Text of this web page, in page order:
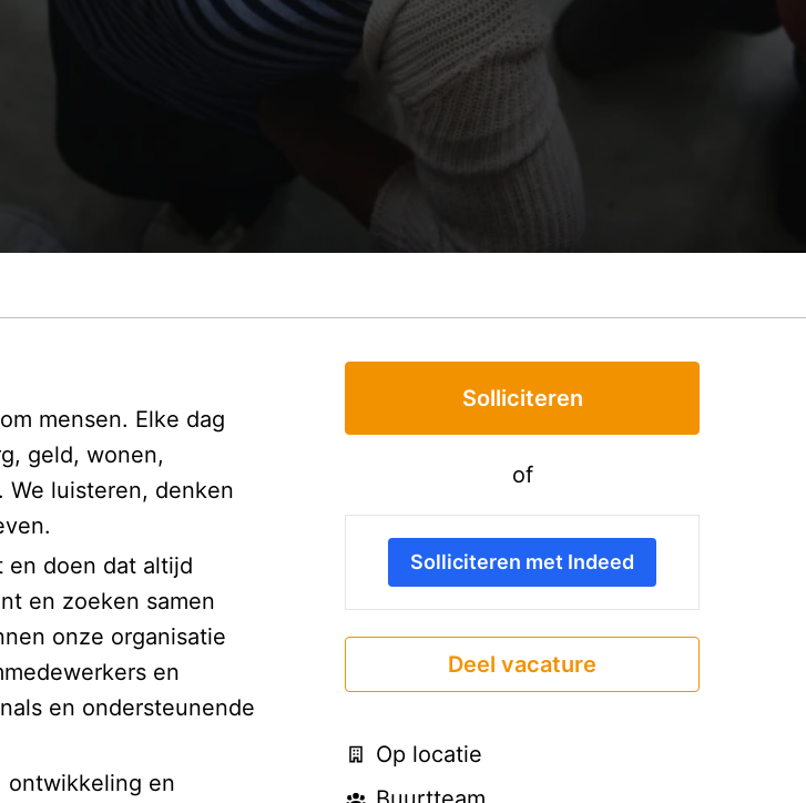
mensen. Elke dag
geld, wonen,
luisteren, denken
en doen dat altijd
en zoeken samen
onze organisatie
en
en ondersteunende
ontwikkeling en
Solliciteren
of
Solliciteren met Indeed
Deel vacature
Op locatie